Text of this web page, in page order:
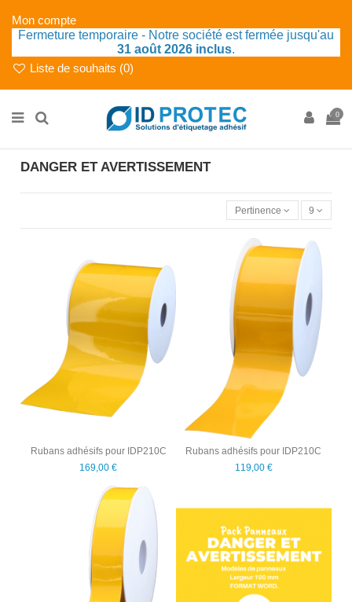
Mon compte
Fermeture temporaire - Notre société est fermée jusqu'au
31 août 2026 inclus.
Liste de souhaits (0)
0
DANGER ET AVERTISSEMENT
Pertinence 9
Rubans adhésifs pour IDP210C
169,00 €
Rubans adhésifs pour IDP210C
119,00 €